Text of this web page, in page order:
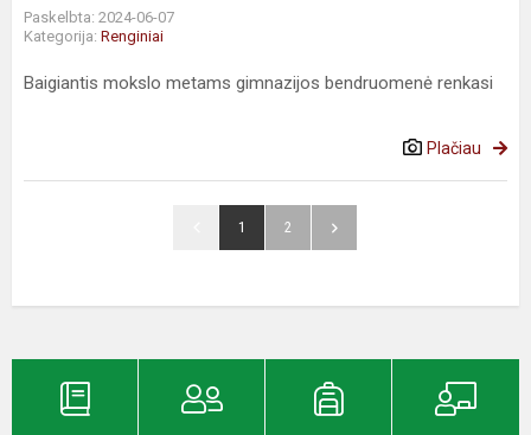
Paskelbta: 2024-06-07
Kategorija: Renginiai
Baigiantis mokslo metams gimnazijos bendruomenė renkasi
Plačiau
1 2